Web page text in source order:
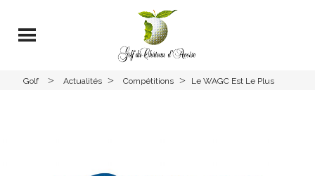
Golf > Actualités > Compétitions > Le WAGC Est Le Plus